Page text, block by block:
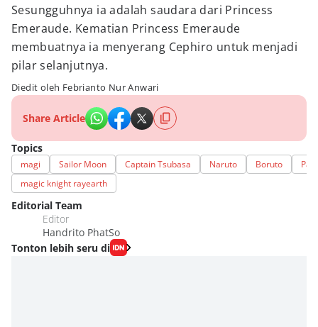
Sesungguhnya ia adalah saudara dari Princess
Emeraude. Kematian Princess Emeraude
membuatnya ia menyerang Cephiro untuk menjadi
pilar selanjutnya.
Diedit oleh Febrianto Nur Anwari
Share Article
Topics
magi Sailor Moon Captain Tsubasa Naruto Boruto
magic knight rayearth
Editorial Team
Editor
Handrito PhatSo
Tonton lebih seru di